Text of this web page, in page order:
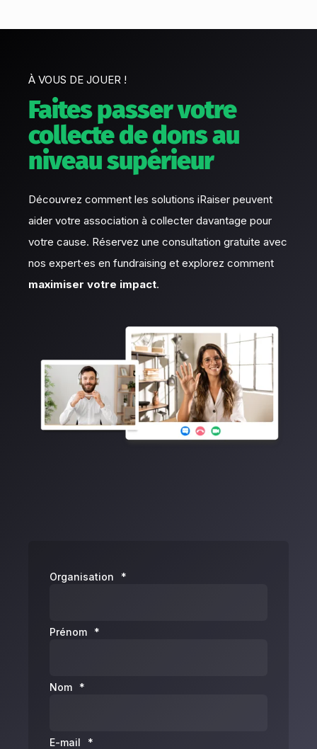
À VOUS DE JOUER !
Faites passer votre
collecte de dons au
niveau supérieur
Découvrez comment les solutions iRaiser peuvent
aider votre association à collecter davantage pour
votre cause. Réservez une consultation gratuite avec
nos expert·es en fundraising et explorez comment
maximiser votre impact.
Organisation *
Prénom *
Nom *
E-mail *